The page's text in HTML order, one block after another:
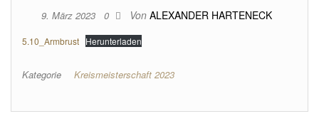
9. März 2023 0 Von ALEXANDER HARTENECK
5.10_Armbrust Herunterladen
Kategorie Kreismeisterschaft 2023